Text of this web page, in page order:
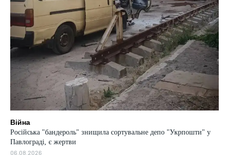
Війна
Російська "бандероль" знищила сортувальне депо "Укрпошти" у
Павлограді, є жертви
06.08.2026